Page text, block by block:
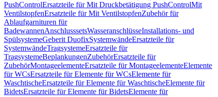
PushControlErsatzteile für Mit Druckbetätigung PushControlMit
VentilstopfenErsatzteile für Mit VentilstopfenZubehör für
Ablaufgarnituren für
BadewannenAnschlusssetsWasseranschlüsseInstallations- und
SpülsystemeGeberit DuofixSystemwändeErsatzteile für
SystemwändeTragsystemeErsatzteile für
TragsystemeBeplankungenZubehörErsatzteile für
ZubehörMontageelementeErsatzteile für MontageelementeElemente
für WCsErsatzteile für Elemente für WCsElemente für
WaschtischeErsatzteile für Elemente für WaschtischeElemente für
BidetsErsatzteile für Elemente für BidetsElemente für